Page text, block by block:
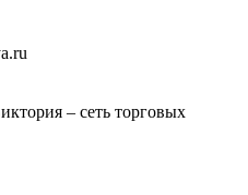
– сеть торговых